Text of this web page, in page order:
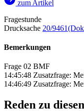
zum Artikel
Fragestunde
Drucksache 20/9461
Bemerkungen
Frage 02 BMF
14:45:48 Zusatzfrage:
14:46:49 Zusatzfrage:
Reden zu